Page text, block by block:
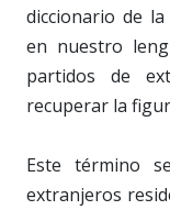
diccionario de
en nuestro
partidos de
recuperar la
Este término
extranjeros